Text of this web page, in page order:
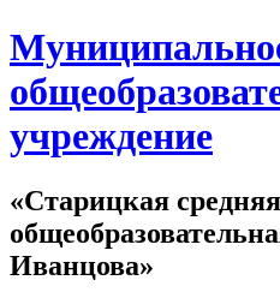
учреждение
«Старицкая средняя
Иванцова»